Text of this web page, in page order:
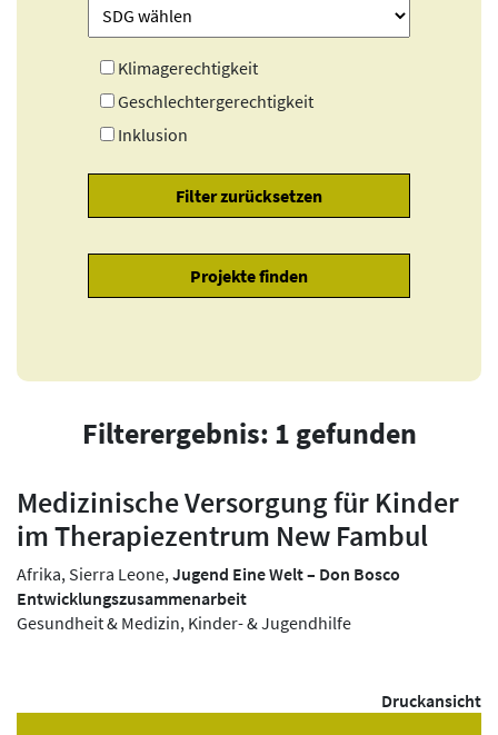
Klimagerechtigkeit
Geschlechtergerechtigkeit
Inklusion
Filterergebnis: 1 gefunden
Medizinische Versorgung für Kinder
im Therapiezentrum New Fambul
Afrika, Sierra Leone, Jugend Eine Welt – Don Bosco
Entwicklungszusammenarbeit
Gesundheit & Medizin, Kinder- & Jugendhilfe
Druckansicht